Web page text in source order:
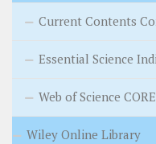
Current Contents
Essential Science
Web of Science
Wiley Online Library